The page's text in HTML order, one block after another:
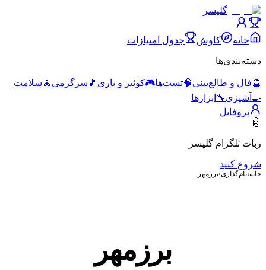
گلپسر
خانه کاوش جدول امتیازات
دسته‌بندی‌ها
🔮فال و طالع‌بینی🧠تست‌ها🎮کوئیز و بازی 🎵 سرگرمی 🧘 سلامت
🍳 آشپزی🔧 ابزارها
پروفایل
🤖
ربات تلگرام گلپسر
شروع کنید
خانه›نام‌گذاری›برزمهر
برزمهر